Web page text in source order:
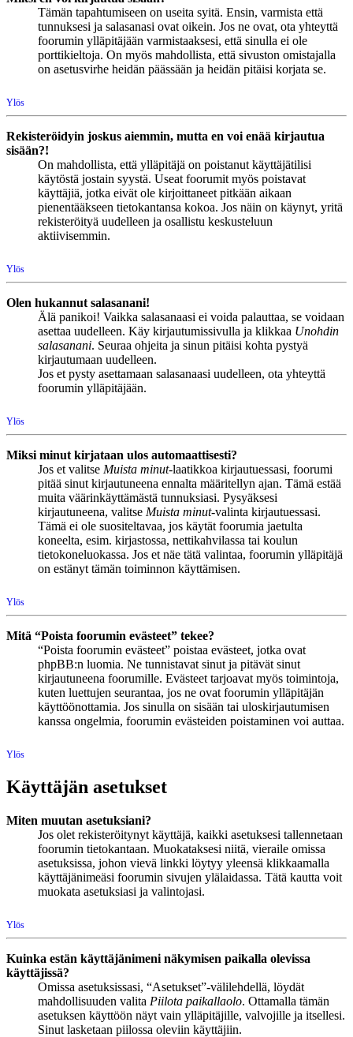
Tämän tapahtumiseen on useita syitä. Ensin, varmista että
tunnuksesi ja salasanasi ovat oikein. Jos ne ovat, ota yhteyttä
foorumin ylläpitäjään varmistaaksesi, että sinulla ei ole
porttikieltoja. On myös mahdollista, että sivuston omistajalla
on asetusvirhe heidän päässään ja heidän pitäisi korjata se.
Ylös
Rekisteröidyin joskus aiemmin, mutta en voi enää kirjautua
sisään?!
On mahdollista, että ylläpitäjä on poistanut käyttäjätilisi
käytöstä jostain syystä. Useat foorumit myös poistavat
käyttäjiä, jotka eivät ole kirjoittaneet pitkään aikaan
pienentääkseen tietokantansa kokoa. Jos näin on käynyt, yritä
rekisteröityä uudelleen ja osallistu keskusteluun
aktiivisemmin.
Ylös
Olen hukannut salasanani!
Älä panikoi! Vaikka salasanaasi ei voida palauttaa, se voidaan
asettaa uudelleen. Käy kirjautumissivulla ja klikkaa Unohdin
salasanani. Seuraa ohjeita ja sinun pitäisi kohta pystyä
kirjautumaan uudelleen.
Jos et pysty asettamaan salasanaasi uudelleen, ota yhteyttä
foorumin ylläpitäjään.
Ylös
Miksi minut kirjataan ulos automaattisesti?
Jos et valitse Muista minut-laatikkoa kirjautuessasi, foorumi
pitää sinut kirjautuneena ennalta määritellyn ajan. Tämä estää
muita väärinkäyttämästä tunnuksiasi. Pysyäksesi
kirjautuneena, valitse Muista minut-valinta kirjautuessasi.
Tämä ei ole suositeltavaa, jos käytät foorumia jaetulta
koneelta, esim. kirjastossa, nettikahvilassa tai koulun
tietokoneluokassa. Jos et näe tätä valintaa, foorumin ylläpitäjä
on estänyt tämän toiminnon käyttämisen.
Ylös
Mitä “Poista foorumin evästeet” tekee?
“Poista foorumin evästeet” poistaa evästeet, jotka ovat
phpBB:n luomia. Ne tunnistavat sinut ja pitävät sinut
kirjautuneena foorumille. Evästeet tarjoavat myös toimintoja,
kuten luettujen seurantaa, jos ne ovat foorumin ylläpitäjän
käyttöönottamia. Jos sinulla on sisään tai uloskirjautumisen
kanssa ongelmia, foorumin evästeiden poistaminen voi auttaa.
Ylös
Käyttäjän asetukset
Miten muutan asetuksiani?
Jos olet rekisteröitynyt käyttäjä, kaikki asetuksesi tallennetaan
foorumin tietokantaan. Muokataksesi niitä, vieraile omissa
asetuksissa, johon vievä linkki löytyy yleensä klikkaamalla
käyttäjänimeäsi foorumin sivujen ylälaidassa. Tätä kautta voit
muokata asetuksiasi ja valintojasi.
Ylös
Kuinka estän käyttäjänimeni näkymisen paikalla olevissa
käyttäjissä?
Omissa asetuksissasi, “Asetukset”-välilehdellä, löydät
mahdollisuuden valita Piilota paikallaolo. Ottamalla tämän
asetuksen käyttöön näyt vain ylläpitäjille, valvojille ja itsellesi.
Sinut lasketaan piilossa oleviin käyttäjiin.